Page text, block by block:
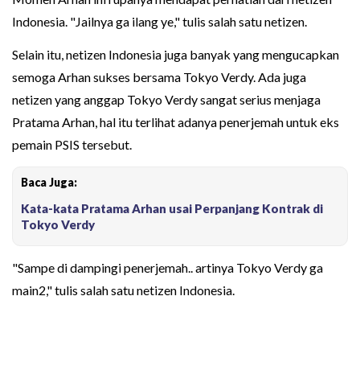
Indonesia. "Jailnya ga ilang ye," tulis salah satu netizen.
Selain itu, netizen Indonesia juga banyak yang mengucapkan
semoga Arhan sukses bersama Tokyo Verdy. Ada juga
netizen yang anggap Tokyo Verdy sangat serius menjaga
Pratama Arhan, hal itu terlihat adanya penerjemah untuk eks
pemain PSIS tersebut.
Baca Juga:
Kata-kata Pratama Arhan usai Perpanjang Kontrak di
Tokyo Verdy
"Sampe di dampingi penerjemah.. artinya Tokyo Verdy ga
main2," tulis salah satu netizen Indonesia.